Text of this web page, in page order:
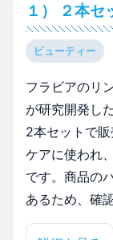
１） ２本セ
ビューティー
フラビアのリ
が研究開発し
2本セットで
ケアに使われ
です。商品の
あるため、確